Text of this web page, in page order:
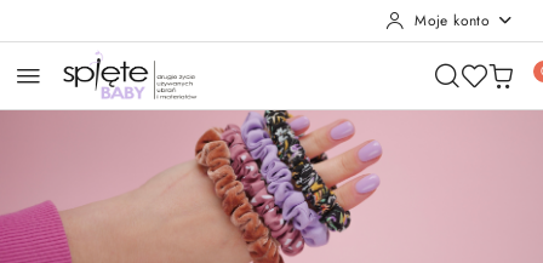
Moje konto